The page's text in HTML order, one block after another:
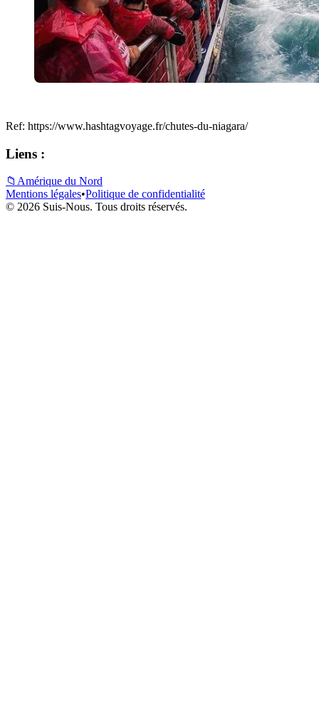
Ref: https://www.hashtagvoyage.fr/chutes-du-niagara/
Liens :
📁 Amérique du Nord
Mentions légales•Politique de confidentialité
© 2026 Suis-Nous. Tous droits réservés.